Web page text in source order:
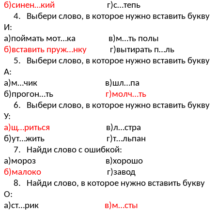
б)синен…кий г)с…тепь
4. Выбери слово, в которое нужно вставить букву
И:
а)поймать мот…ка в)м…ть полы
б)вставить пруж…нку г)вытирать п…ль
5. Выбери слово, в которое нужно вставить букву
А:
а)м…чик в)шл…па
б)прогон…ть г)молч…ть
6. Выбери слово, в которое нужно вставить букву
У:
а)щ…риться в)л…стра
б)ут…жить г)т…льпан
7. Найди слово с ошибкой:
а)мороз в)хорошо
б)малоко г)завод
8. Найди слово, в которое нужно вставить букву
О:
а)ст…рик в)м…сты